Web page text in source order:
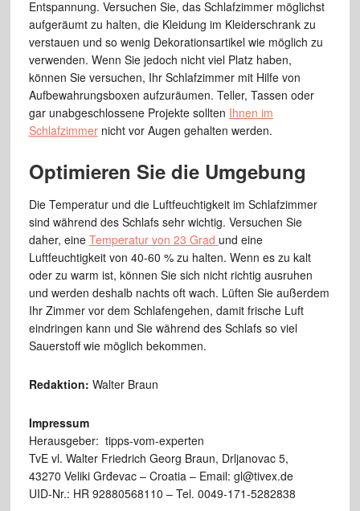
Entspannung. Versuchen Sie, das Schlafzimmer möglichst
aufgeräumt zu halten, die Kleidung im Kleiderschrank zu
verstauen und so wenig Dekorationsartikel wie möglich zu
verwenden. Wenn Sie jedoch nicht viel Platz haben,
können Sie versuchen, Ihr Schlafzimmer mit Hilfe von
Aufbewahrungsboxen aufzuräumen. Teller, Tassen oder
gar unabgeschlossene Projekte sollten Ihnen im
Schlafzimmernicht vor Augen gehalten werden.
Optimieren Sie die Umgebung
Die Temperatur und die Luftfeuchtigkeit im Schlafzimmer
sind während des Schlafs sehr wichtig. Versuchen Sie
daher, eine Temperatur von 23 Grad und eine
Luftfeuchtigkeit von 40-60 % zu halten. Wenn es zu kalt
oder zu warm ist, können Sie sich nicht richtig ausruhen
und werden deshalb nachts oft wach. Lüften Sie außerdem
Ihr Zimmer vor dem Schlafengehen, damit frische Luft
eindringen kann und Sie während des Schlafs so viel
Sauerstoff wie möglich bekommen.
Redaktion: Walter Braun
Impressum
Herausgeber: tipps-vom-experten
TvE vl. Walter Friedrich Georg Braun, Drljanovac 5,
43270 Veliki Grđevac – Croatia – Email: gl@tivex.de
UID-Nr.: HR 92880568110 – Tel. 0049-171-5282838